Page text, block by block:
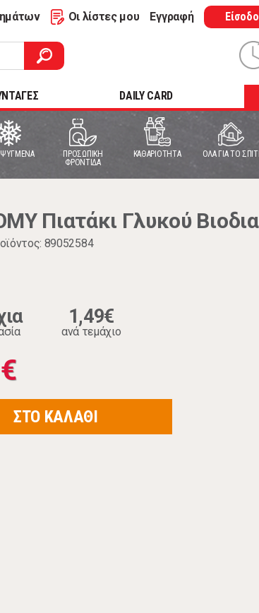
Οι λίστες μου Εγγραφή
DAILY CARD
ΠΡΟΣΩΠΙΚΗ
ΦΡΟΝΤΙΔΑ
ΚΑΘΑΡΙΟΤΗΤΑ ΟΛΑ ΓΙΑ ΤΟ ΣΠΙΤΙ
Πιατάκι Γλυκού
89052584
1,49€
ανά τεμάχιο
ΣΤΟ ΚΑΛΑΘΙ